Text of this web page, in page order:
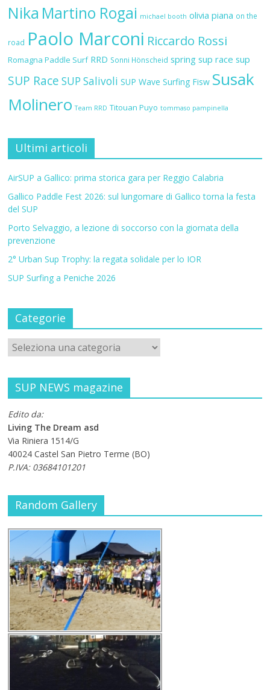
Nika Martino Rogai michael booth olivia piana on the
road Paolo Marconi Riccardo Rossi
Romagna Paddle Surf RRD Sonni Hönscheid spring sup race sup
SUP Race SUP Salivoli SUP Wave Surfing Fisw Susak
Molinero Team RRD Titouan Puyo tommaso pampinella
Ultimi articoli
AirSUP a Gallico: prima storica gara per Reggio Calabria
Gallico Paddle Fest 2026: sul lungomare di Gallico torna la festa
del SUP
Porto Selvaggio, a lezione di soccorso con la giornata della
prevenzione
2° Urban Sup Trophy: la regata solidale per lo IOR
SUP Surfing a Peniche 2026
Categorie
SUP NEWS magazine
Edito da:
Living The Dream asd
Via Riniera 1514/G
40024 Castel San Pietro Terme (BO)
P.IVA: 03684101201
Random Gallery